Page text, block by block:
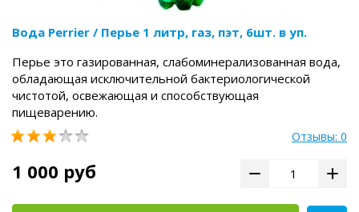
Вода Perrier / Перье 1 литр, газ, пэт, 6шт. в уп.
Перье это газированная, слабоминерализованная вода,
обладающая исключительной бактериологической
чистотой, освежающая и способствующая
пищеварению.
Отзывы: 0
1 000 руб